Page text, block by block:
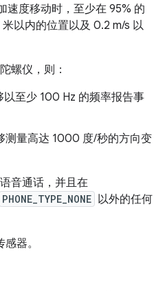
速度移动时，至少在 95% 的
以内的位置以及 0.2 m/s 以
螺仪，则：
至少 100 Hz 的频率报告事
测量高达 1000 度/秒的方向变
音通话，并且在
PHONE_TYPE_NONE 以外的任何
器。